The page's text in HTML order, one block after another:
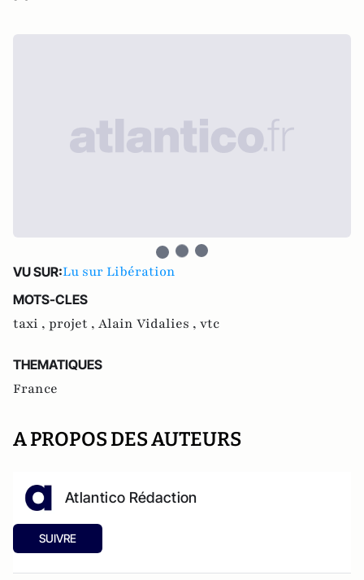
VU SUR:Lu sur Libération
MOTS-CLES
taxi , projet , Alain Vidalies , vtc
THEMATIQUES
France
A PROPOS DES AUTEURS
Atlantico Rédaction
SUIVRE